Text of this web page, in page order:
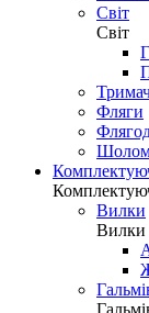
Світ
Світ
Фляги
Вилки
Вилки